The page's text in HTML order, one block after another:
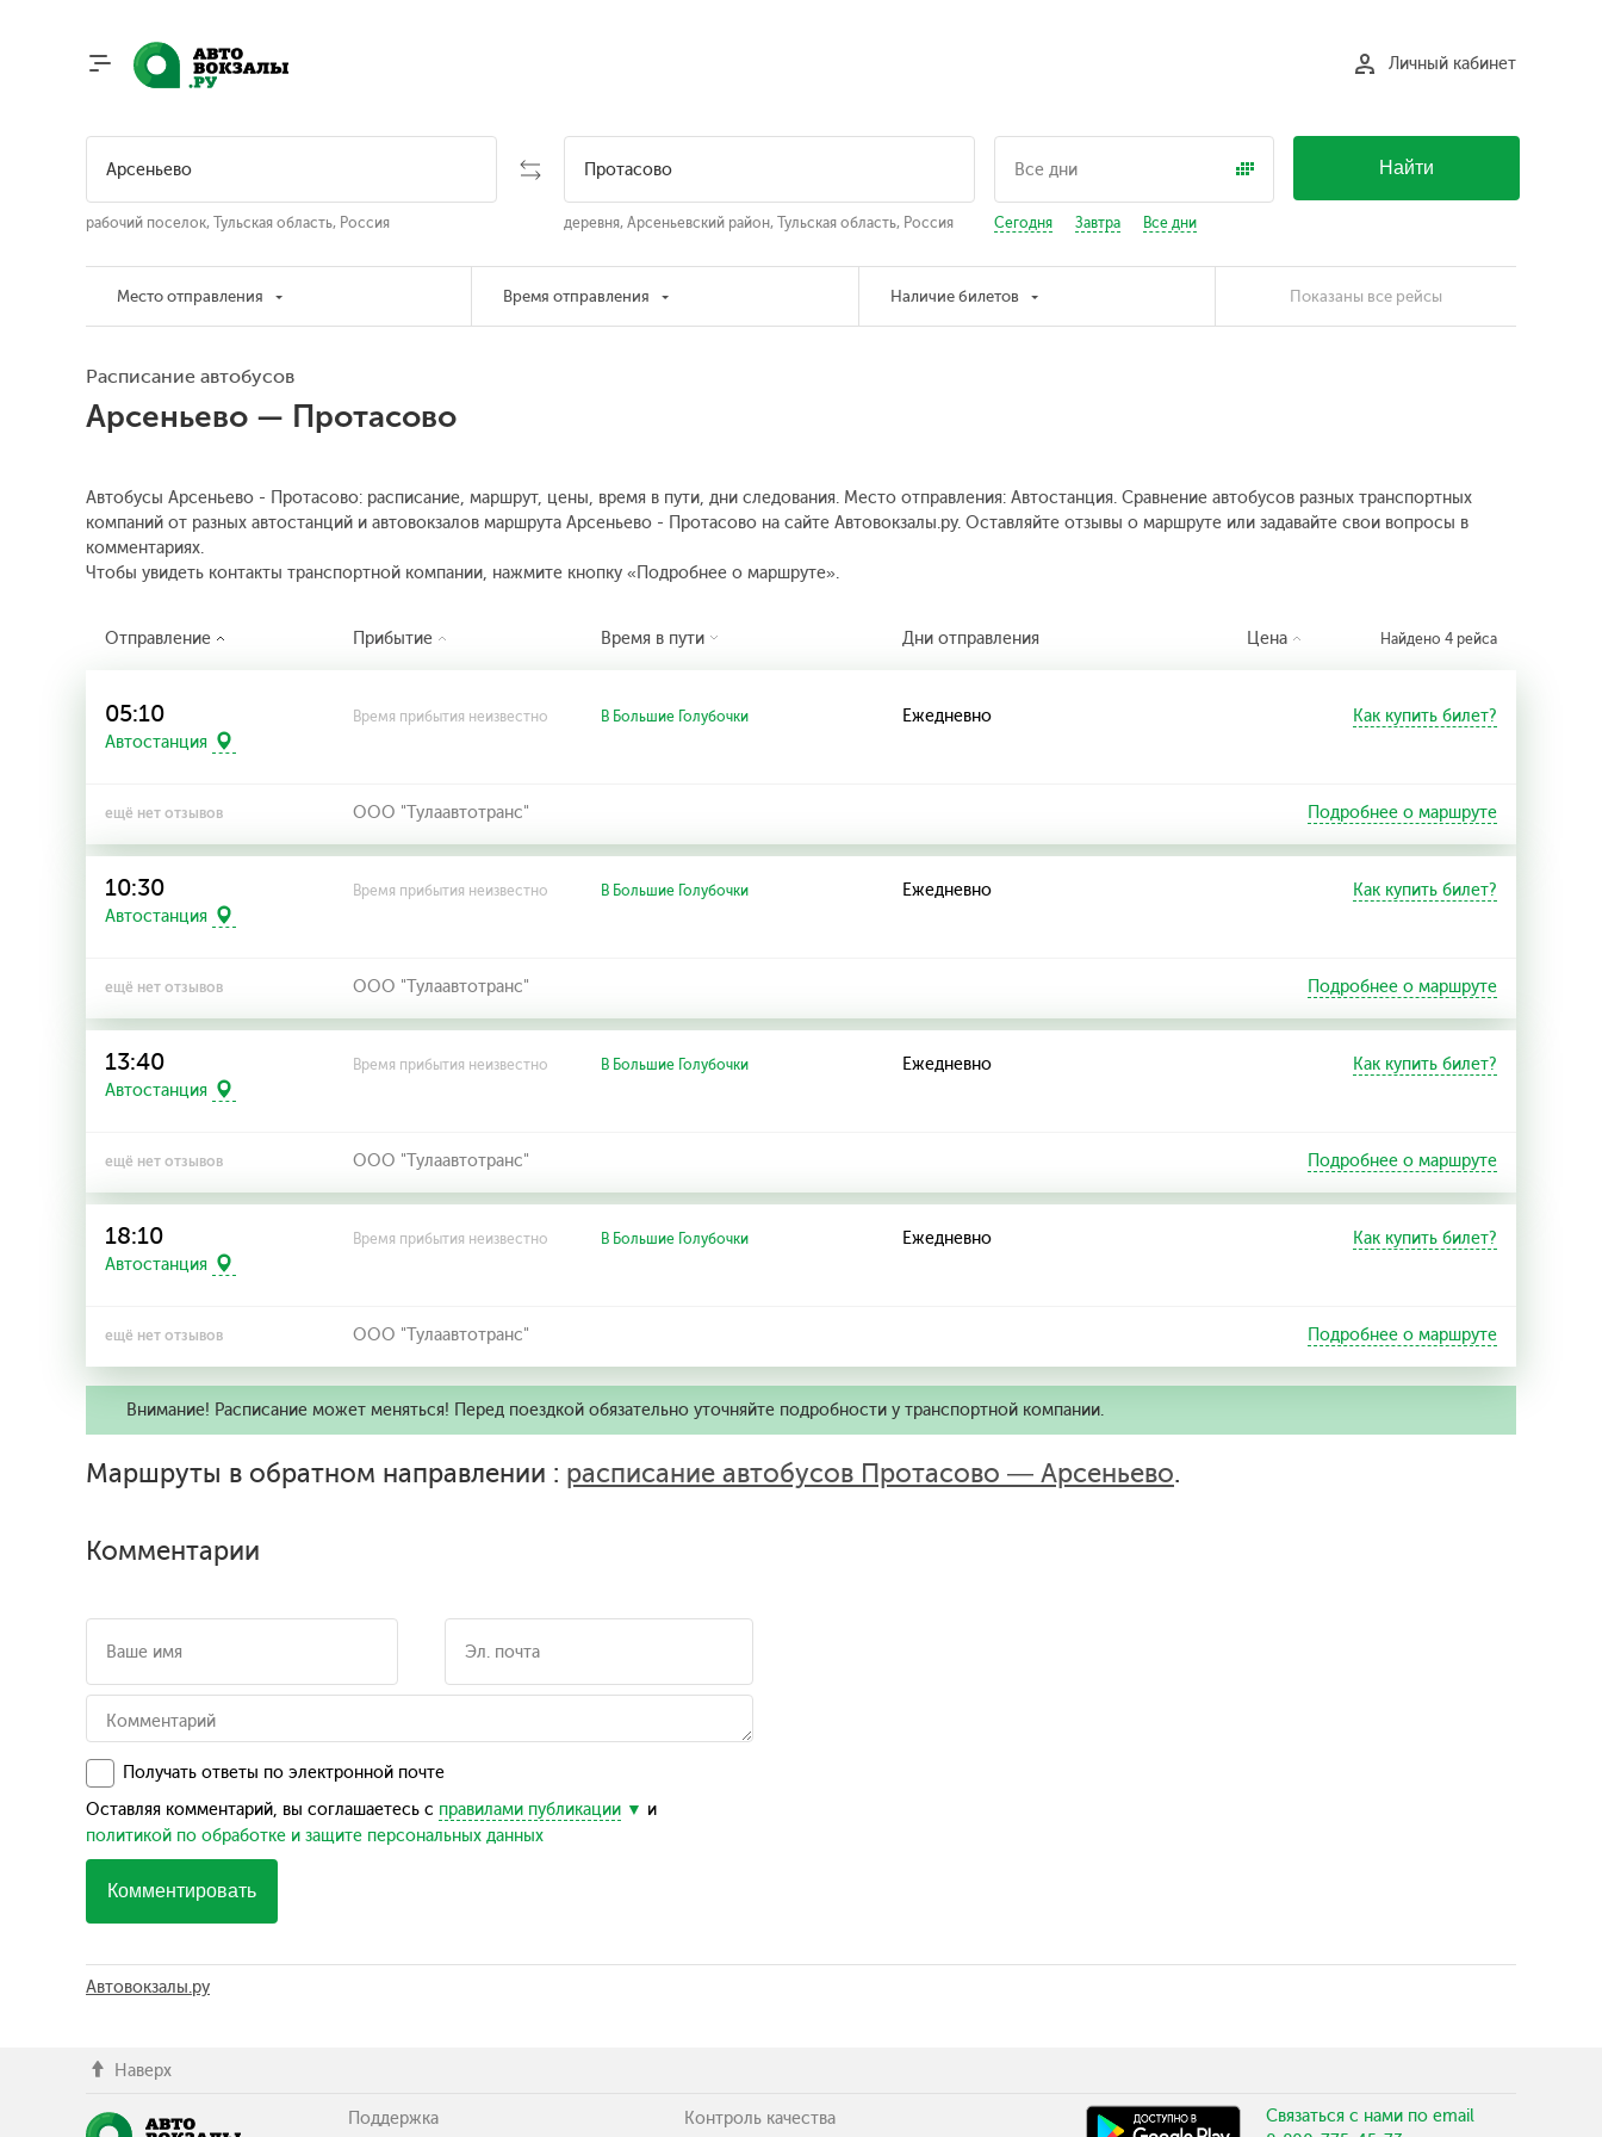
Личный кабинет
рабочий поселок, Тульская область, Россия деревня, Арсеньевский район, Тульская область, Россия Сегодня Завтра Все дни
Найти
Место отправления Время отправления Наличие билетов Показаны все рейсы
Расписание автобусов
Арсеньево — Протасово
Автобусы Арсеньево - Протасово: расписание, маршрут, цены, время в пути, дни следования. Место отправления: Автостанция. Сравнение автобусов разных транспортных
компаний от разных автостанций и автовокзалов маршрута Арсеньево - Протасово на сайте Автовокзалы.ру. Оставляйте отзывы о маршруте или задавайте свои вопросы в
комментариях.
Чтобы увидеть контакты транспортной компании, нажмите кнопку «Подробнее о маршруте».
Отправление Прибытие Время в пути Дни отправления Цена Найдено 4 рейса
05:10
Автостанция
Время прибытия неизвестно В Большие Голубочки Ежедневно Как купить билет?
ещё нет отзывов ООО "Тулаавтотранс" Подробнее о маршруте
10:30
Автостанция
Время прибытия неизвестно В Большие Голубочки Ежедневно Как купить билет?
ещё нет отзывов ООО "Тулаавтотранс" Подробнее о маршруте
13:40
Автостанция
Время прибытия неизвестно В Большие Голубочки Ежедневно Как купить билет?
ещё нет отзывов ООО "Тулаавтотранс" Подробнее о маршруте
18:10
Автостанция
Время прибытия неизвестно В Большие Голубочки Ежедневно Как купить билет?
ещё нет отзывов ООО "Тулаавтотранс" Подробнее о маршруте
Внимание! Расписание может меняться! Перед поездкой обязательно уточняйте подробности у транспортной компании.
Маршруты в обратном направлении : расписание автобусов Протасово — Арсеньево.
Комментарии
Получать ответы по электронной почте
Оставляя комментарий, вы соглашаетесь с правилами публикации
и
политикой по обработке и защите персональных данных
Комментировать
Автовокзалы.ру
Наверх
Поддержка Контроль качества
Связаться с нами по email